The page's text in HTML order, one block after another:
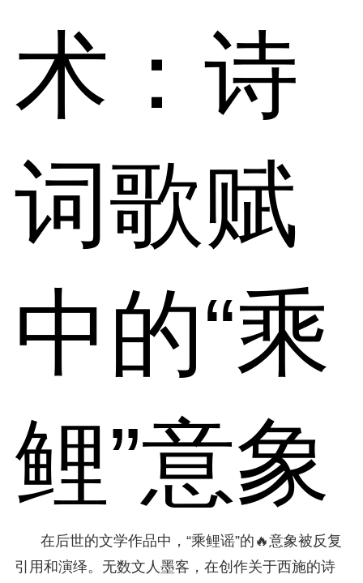
术：诗
词歌赋
中的“乘
鲤”意象
在后世的文学作品中，“乘鲤谣”的🔥意象被反复
引用和演绎。无数文人墨客，在创作关于西施的诗